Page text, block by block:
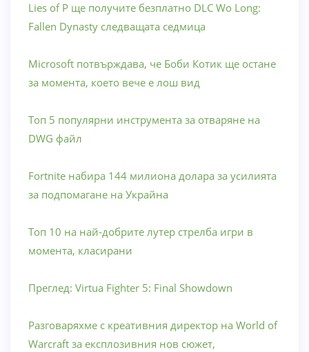
Lies of P ще получите безплатно DLC Wo Long:
Fallen Dynasty следващата седмица
Microsoft потвърждава, че Боби Котик ще остане
за момента, което вече е лош вид
Топ 5 популярни инструмента за отваряне на
DWG файл
Fortnite набира 144 милиона долара за усилията
за подпомагане на Украйна
Топ 10 на най-добрите лутер стрелба игри в
момента, класирани
Преглед: Virtua Fighter 5: Final Showdown
Разговаряхме с креативния директор на World of
Warcraft за експлозивния нов сюжет,